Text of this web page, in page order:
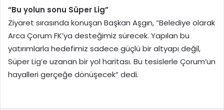
“Bu yolun sonu Süper Lig”
Ziyaret sırasında konuşan Başkan Aşgın, “Belediye olarak
Arca Çorum FK’ya desteğimiz sürecek. Yapılan bu
yatırımlarla hedefimiz sadece güçlü bir altyapı değil,
Süper Lig’e uzanan bir yol haritası. Bu tesislerle Çorum’un
hayalleri gerçeğe dönüşecek” dedi.